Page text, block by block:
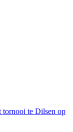
tornooi te Dilsen op